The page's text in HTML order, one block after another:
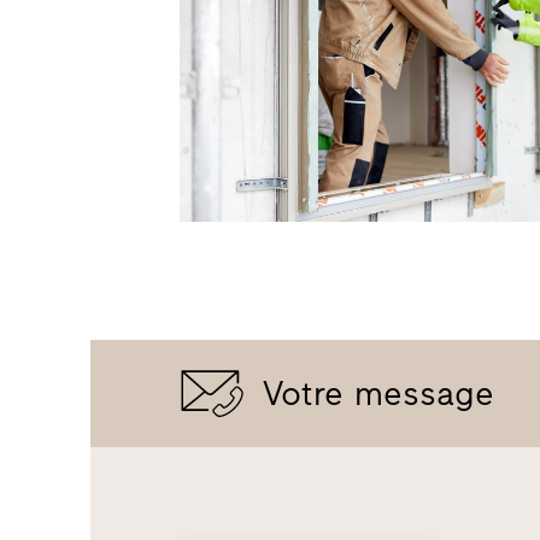
Votre message